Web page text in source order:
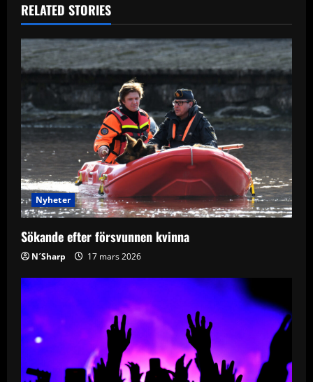
a
v
i
g
a
t
i
o
n
RELATED STORIES
Nyheter
Sökande efter försvunnen kvinna
N´Sharp 17 mars 2026